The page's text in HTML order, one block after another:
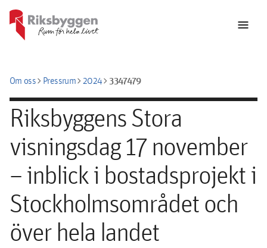
menu
Om osschevron_rightPressrumchevron_right2024chevron_right3347479
Riksbyggens Stora
visningsdag 17 november
– inblick i bostadsprojekt i
Stockholmsområdet och
över hela landet